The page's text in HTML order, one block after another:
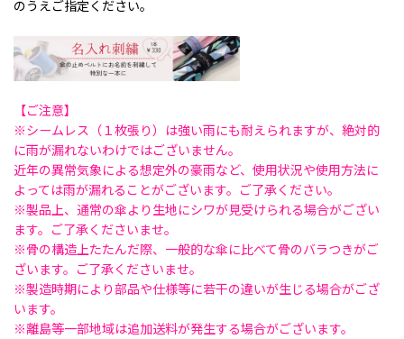
のうえご指定ください。
【ご注意】
※シームレス（１枚張り）は強い雨にも耐えられますが、絶対的
に雨が漏れないわけではございません。
近年の異常気象による想定外の豪雨など、使用状況や使用方法に
よっては雨が漏れることがございます。ご了承ください。
※製品上、通常の傘より生地にシワが見受けられる場合がござい
ます。ご了承くださいませ。
※骨の構造上たたんだ際、一般的な傘に比べて骨のバラつきがご
ざいます。ご了承くださいませ。
※製造時期により部品や仕様等に若干の違いが生じる場合がござ
います。
※離島等一部地域は追加送料が発生する場合がございます。